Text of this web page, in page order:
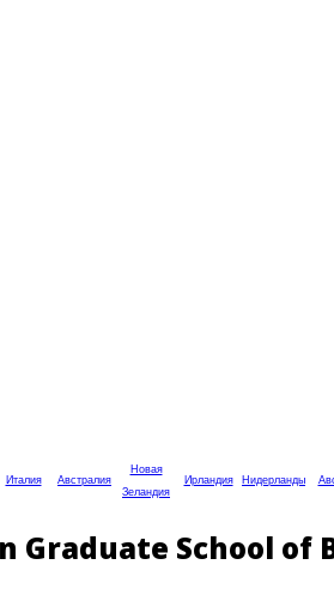
Италия Австралия
Новая
Зеландия
Ирландия Нидерланды
School of